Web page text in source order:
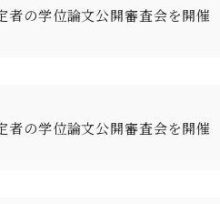
者の学位論文公開審査会を開催
者の学位論文公開審査会を開催